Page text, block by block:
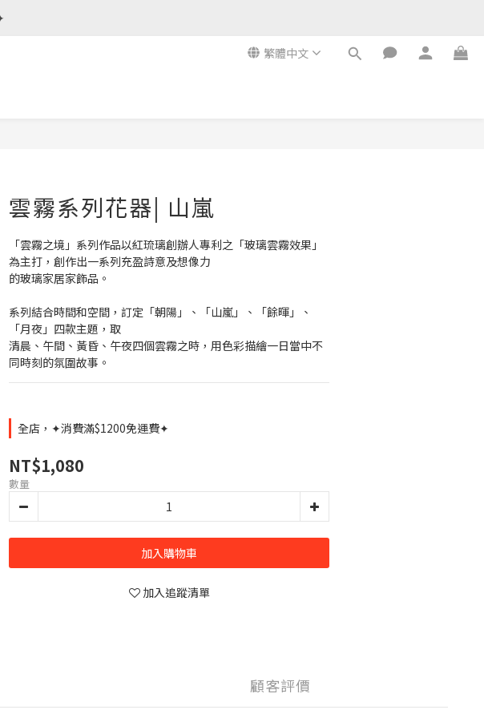
.ᐟ‪‪.ᐟ
繁體中文
雲霧系列花器| 山嵐
「雲霧之境」系列作品以紅琉璃創辦人專利之「玻璃雲霧效果」
為主打，創作出一系列充盈詩意及想像力
的玻璃家居家飾品。
系列結合時間和空間，訂定「朝陽」、「山嵐」、「餘暉」、
「月夜」四款主題，取
清晨、午間、黃昏、午夜四個雲霧之時，用色彩描繪一日當中不
同時刻的氛圍故事。
全店，✦消費滿$1200免運費✦
NT$1,080
數量
加入購物車
加入追蹤清單
顧客評價